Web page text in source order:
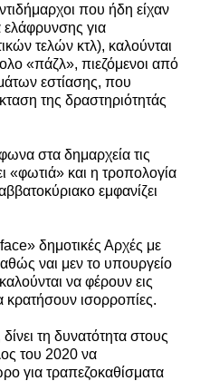
που ήδη είχαν
ελάφρυνσης για
τελών κτλ), καλούνται
«πάζλ», πιεζόμενοι από
εστίασης, που
της δραστηριότητάς
στα δημαρχεία τις
«φωτιά» και η τροπολογία
εμφανίζει
δημοτικές Αρχές με
ναι μεν το υπουργείο
να φέρουν εις
ισορροπίες.
τη δυνατότητα στους
του 2020 να
για τραπεζοκαθίσματα